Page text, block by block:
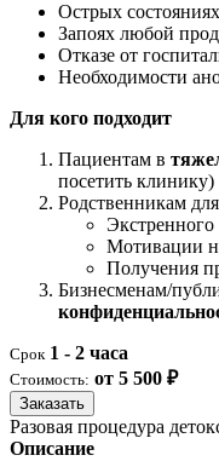
Острых
Запоях любой
Отказе от
Необходимости
Для кого подходит
Пациентам в
посетить клинику)
Родственникам
Экстренного
Мотивации
Получения
Бизнесменам/
Срок 1 - 2 часа
Стоимость: от 5 500 ₽
Заказать
Разовая процедура
Описание